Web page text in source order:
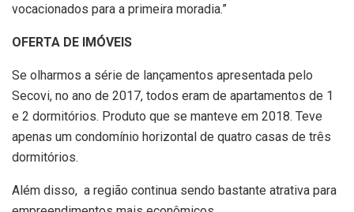
vocacionados para a primeira moradia.”
OFERTA DE IMÓVEIS
Se olharmos a série de lançamentos apresentada pelo
Secovi, no ano de 2017, todos eram de apartamentos de 1
e 2 dormitórios. Produto que se manteve em 2018. Teve
apenas um condomínio horizontal de quatro casas de três
dormitórios.
Além disso, a região continua sendo bastante atrativa para